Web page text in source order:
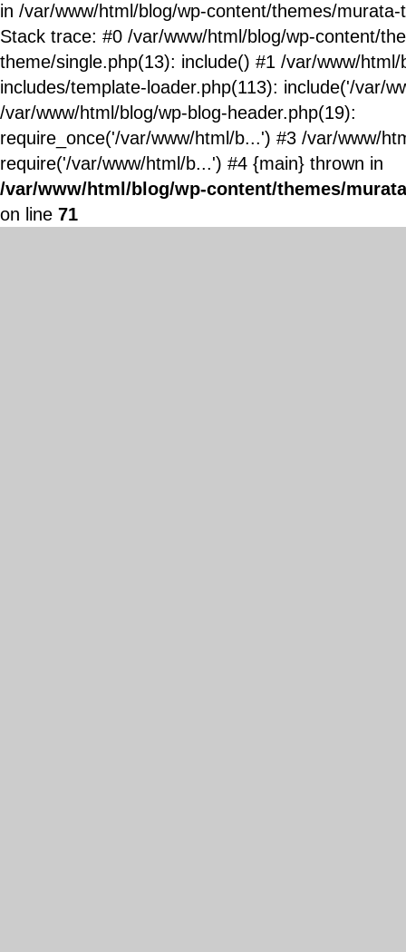
in /var/www/html/blog/wp-content/themes/
Stack trace: #0 /var/www/html/blog/wp-content/
theme/single.php(13): include() #1 /var/www/html/
includes/template-loader.php(113): include('/var/
/var/www/html/blog/wp-blog-header.php(19):
require_once('/var/www/html/b...') #3 /var/www/
require('/var/www/html/b...') #4 {main} thrown in
/var/www/html/blog/wp-content/themes/
on line 71